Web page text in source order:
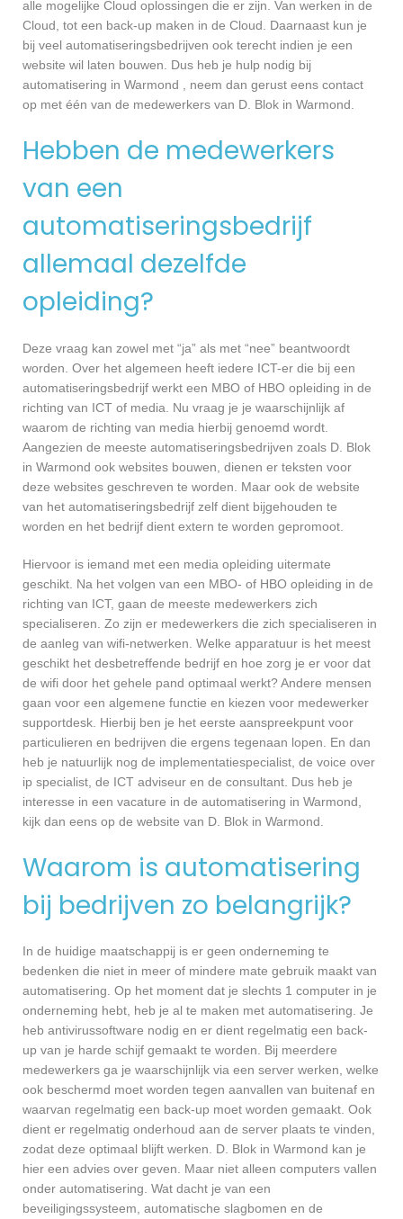
alle mogelijke Cloud oplossingen die er zijn. Van werken in de
Cloud, tot een back-up maken in de Cloud. Daarnaast kun je
bij veel automatiseringsbedrijven ook terecht indien je een
website wil laten bouwen. Dus heb je hulp nodig bij
automatisering in Warmond , neem dan gerust eens contact
op met één van de medewerkers van D. Blok in Warmond.
Hebben de medewerkers
van een
automatiseringsbedrijf
allemaal dezelfde
opleiding?
Deze vraag kan zowel met “ja” als met “nee” beantwoordt
worden. Over het algemeen heeft iedere ICT-er die bij een
automatiseringsbedrijf werkt een MBO of HBO opleiding in de
richting van ICT of media. Nu vraag je je waarschijnlijk af
waarom de richting van media hierbij genoemd wordt.
Aangezien de meeste automatiseringsbedrijven zoals D. Blok
in Warmond ook websites bouwen, dienen er teksten voor
deze websites geschreven te worden. Maar ook de website
van het automatiseringsbedrijf zelf dient bijgehouden te
worden en het bedrijf dient extern te worden gepromoot.
Hiervoor is iemand met een media opleiding uitermate
geschikt. Na het volgen van een MBO- of HBO opleiding in de
richting van ICT, gaan de meeste medewerkers zich
specialiseren. Zo zijn er medewerkers die zich specialiseren in
de aanleg van wifi-netwerken. Welke apparatuur is het meest
geschikt het desbetreffende bedrijf en hoe zorg je er voor dat
de wifi door het gehele pand optimaal werkt? Andere mensen
gaan voor een algemene functie en kiezen voor medewerker
supportdesk. Hierbij ben je het eerste aanspreekpunt voor
particulieren en bedrijven die ergens tegenaan lopen. En dan
heb je natuurlijk nog de implementatiespecialist, de voice over
ip specialist, de ICT adviseur en de consultant. Dus heb je
interesse in een vacature in de automatisering in Warmond,
kijk dan eens op de website van D. Blok in Warmond.
Waarom is automatisering
bij bedrijven zo belangrijk?
In de huidige maatschappij is er geen onderneming te
bedenken die niet in meer of mindere mate gebruik maakt van
automatisering. Op het moment dat je slechts 1 computer in je
onderneming hebt, heb je al te maken met automatisering. Je
heb antivirussoftware nodig en er dient regelmatig een back-
up van je harde schijf gemaakt te worden. Bij meerdere
medewerkers ga je waarschijnlijk via een server werken, welke
ook beschermd moet worden tegen aanvallen van buitenaf en
waarvan regelmatig een back-up moet worden gemaakt. Ook
dient er regelmatig onderhoud aan de server plaats te vinden,
zodat deze optimaal blijft werken. D. Blok in Warmond kan je
hier een advies over geven. Maar niet alleen computers vallen
onder automatisering. Wat dacht je van een
beveiligingssysteem, automatische slagbomen en de